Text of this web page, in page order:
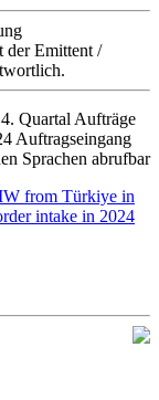
der Emittent /
Quartal Aufträge
Auftragseingang
Sprachen abrufbar
from Türkiye in
intake in 2024